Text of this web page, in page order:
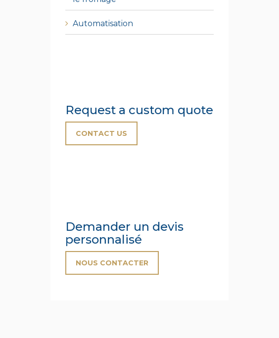
Automatisation
Request a custom quote
CONTACT US
Demander un devis
personnalisé
NOUS CONTACTER